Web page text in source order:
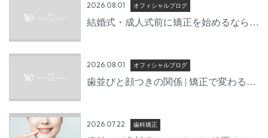
2026.08.01 オフィシャルブログ
結婚式・成人式前に矯正を始めるならい
2026.08.01 オフィシャルブログ
歯並びと顔つきの関係 | 矯正で変わる口
2026.07.22 歯科矯正